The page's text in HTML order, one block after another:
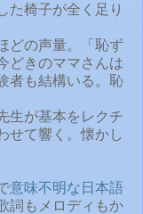
た椅子が全く足り
どの声量。「恥ず
どきのママさんは
者も結構いる。恥
生が基本をレクチ
せて響く。懐かし
意味不明な日本語
詞もメロディもか